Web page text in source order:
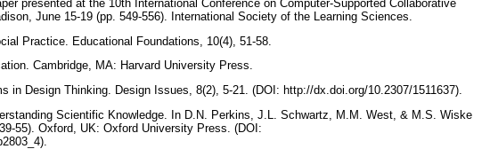
presented at the 10th International Conference on Computer-Supported Collaborative
June 15-19 (pp. 549-556). International Society of the Learning Sciences.
Practice. Educational Foundations, 10(4), 51-58.
Cambridge, MA: Harvard University Press.
in Design Thinking. Design Issues, 8(2), 5-21. (DOI: http://dx.doi.org/10.2307/1511637).
Scientific Knowledge. In D.N. Perkins, J.L. Schwartz, M.M. West, & M.S. Wiske
55). Oxford, UK: Oxford University Press. (DOI: